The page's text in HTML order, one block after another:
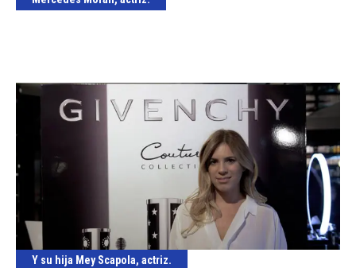
Y su hija Mey Scapola, actriz.